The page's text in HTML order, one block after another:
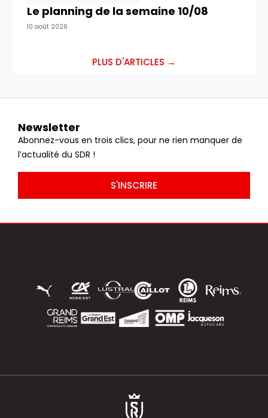
Le planning de la semaine 10/08
10 août 2026
PLUS D'ARTICLES →
Newsletter
Abonnez-vous en trois clics, pour ne rien manquer de
l’actualité du SDR !
S'INSCRIRE